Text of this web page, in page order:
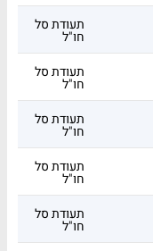
תעודת סל
חו"ל
תעודת סל
חו"ל
תעודת סל
חו"ל
תעודת סל
חו"ל
תעודת סל
חו"ל